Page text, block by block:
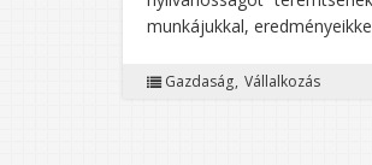
munkájukkal,
Gazdaság Vállalkozás